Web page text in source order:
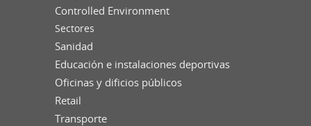
Controlled Environment
Sectores
Sanidad
Educación e instalaciones deportivas
Oficinas y dificios públicos
Retail
Transporte